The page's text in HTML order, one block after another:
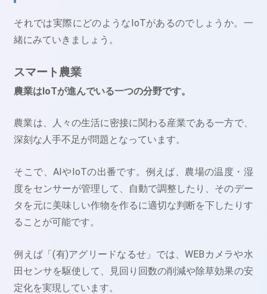
それでは実際にどのようなIoTがあるのでしょうか。一
緒にみていきましょう。
スマート農業
農業はIoTが進んでいる一つの分野です。
農業は、人々の生活に密接に関わる産業である一方で、
深刻な人手不足が問題となっています。
そこで、AIやIoTの出番です。例えば、農場の温度・湿
度をセンサーが管理して、自動で調整したり、そのデー
タを元に美味しい作物を作るに適切な判断を下したりす
ることが可能です。
例えば「(有)アグリードなるせ」では、WEBカメラや水
田センサを駆使して、見回り回数の削減や除草効果の安
定化を実現しています。